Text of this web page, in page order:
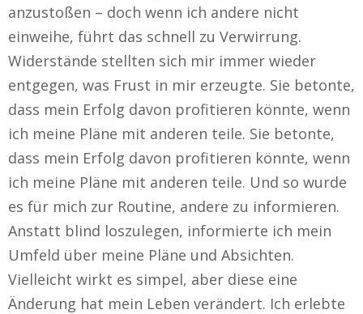
anzustoßen – doch wenn ich andere nicht
einweihe, führt das schnell zu Verwirrung.
Widerstände stellten sich mir immer wieder
entgegen, was Frust in mir erzeugte. Sie betonte,
dass mein Erfolg davon profitieren könnte, wenn
ich meine Pläne mit anderen teile. Sie betonte,
dass mein Erfolg davon profitieren könnte, wenn
ich meine Pläne mit anderen teile. Und so wurde
es für mich zur Routine, andere zu informieren.
Anstatt blind loszulegen, informierte ich mein
Umfeld über meine Pläne und Absichten.
Vielleicht wirkt es simpel, aber diese eine
Änderung hat mein Leben verändert. Ich erlebte